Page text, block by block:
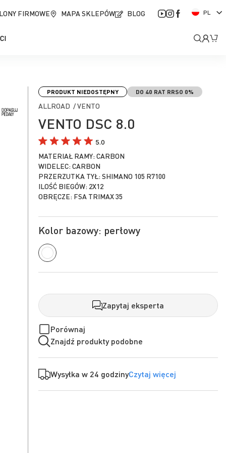
FIRMOWE MAPA SKLEPÓW BLOG
J
y
PL
Moje
VENTO DSC 8.0
5.0
PRODUKT NIEDOSTĘPNY DO 40 RAT RRSO 0%
ALLROAD / VENTO
MATERIAŁ RAMY: CARBON
WIDELEC: CARBON
PRZERZUTKA TYŁ: SHIMANO 105 R7100
ILOŚĆ BIEGÓW: 2X12
OBRĘCZE: FSA TRIMAX 35
Kolor bazowy: perłowy
Zapytaj eksperta
Porównaj
Znajdź produkty podobne
Wysyłka w 24 godzinyCzytaj więcej